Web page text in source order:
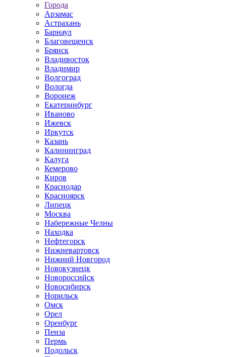
Города
Арзамас
Астрахань
Барнаул
Благовещенск
Брянск
Владивосток
Владимир
Волгоград
Вологда
Воронеж
Екатеринбург
Иваново
Ижевск
Иркутск
Казань
Калининград
Калуга
Кемерово
Киров
Краснодар
Красноярск
Липецк
Москва
Набережные Челны
Находка
Нефтегорск
Нижневартовск
Нижний Новгород
Новокузнецк
Новороссийск
Новосибирск
Норильск
Омск
Орел
Оренбург
Пенза
Пермь
Подольск